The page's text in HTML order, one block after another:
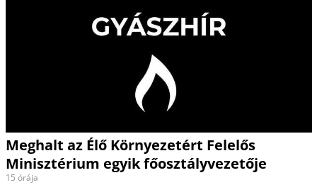
Meghalt az Élő Környezetért Felelős
Minisztérium egyik főosztályvezetője
15 órája